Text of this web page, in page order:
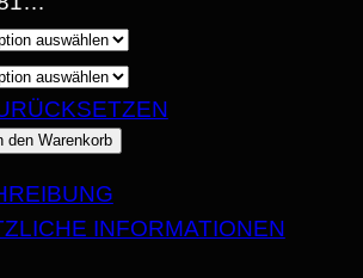
€
B
S
den Warenkorb
INFORMATIONEN